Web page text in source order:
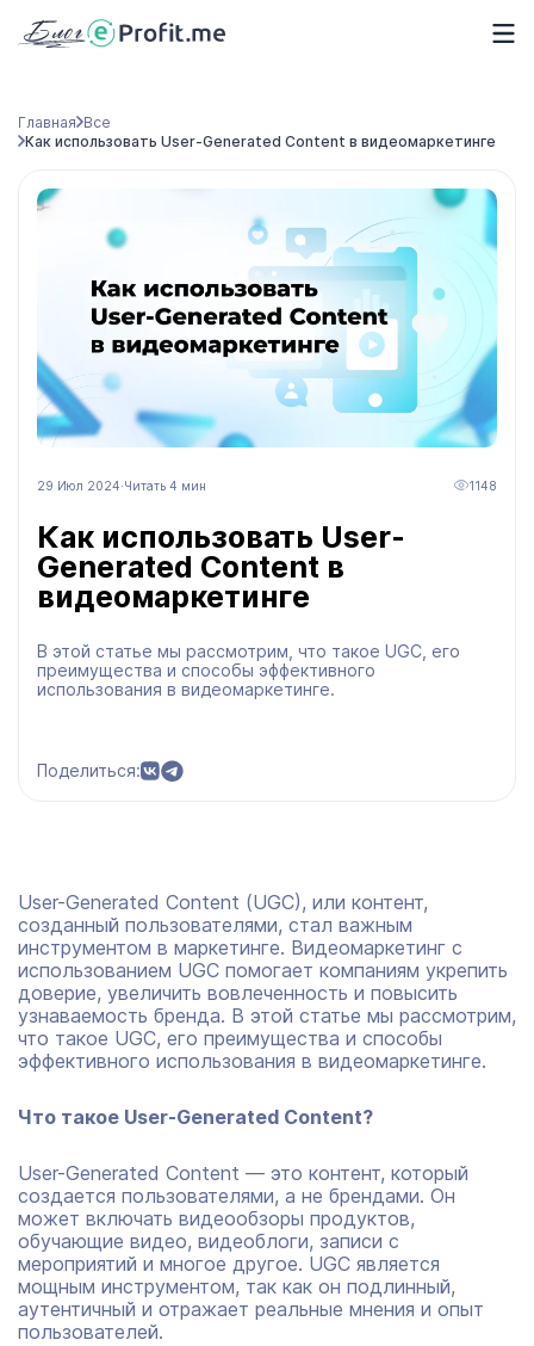
Главная Все
Как использовать User-Generated Content в видеомаркетинге
29 Июл 2024·Читать 4 мин 1148
Как использовать User-
Generated Content в
видеомаркетинге
В этой статье мы рассмотрим, что такое UGC, его
преимущества и способы эффективного
использования в видеомаркетинге.
Поделиться:
User-Generated Content (UGC), или контент,
созданный пользователями, стал важным
инструментом в маркетинге. Видеомаркетинг с
использованием UGC помогает компаниям укрепить
доверие, увеличить вовлеченность и повысить
узнаваемость бренда. В этой статье мы рассмотрим,
что такое UGC, его преимущества и способы
эффективного использования в видеомаркетинге.
Что такое User-Generated Content?
User-Generated Content — это контент, который
создается пользователями, а не брендами. Он
может включать видеообзоры продуктов,
обучающие видео, видеоблоги, записи с
мероприятий и многое другое. UGC является
мощным инструментом, так как он подлинный,
аутентичный и отражает реальные мнения и опыт
пользователей.